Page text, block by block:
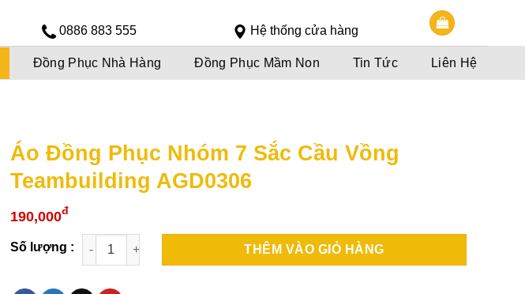
0886 883 555 Hệ thống cửa hàng
Đồng Phục Nhà Hàng Đồng Phục Mầm Non Tin Tức Liên Hệ
Áo Đồng Phục Nhóm 7 Sắc Cầu Vồng
Teambuilding AGD0306
190,000đ
THÊM VÀO GIỎ HÀNG